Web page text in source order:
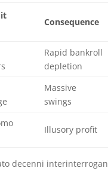
it
Consequence
Rapid bankroll
depletion
Massive
swings
Illusory profit
decenni